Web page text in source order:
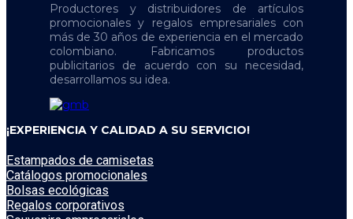
Productores y distribuidores de artículos
promocionales y regalos empresariales con
más de 30 años de experiencia en el mercado
colombiano. Fabricamos productos
publicitarios de acuerdo con su necesidad,
desarrollamos su idea.
¡EXPERIENCIA Y CALIDAD A SU SERVICIO!
Estampados de camisetas
Catálogos promocionales
Bolsas ecológicas
Regalos corporativos